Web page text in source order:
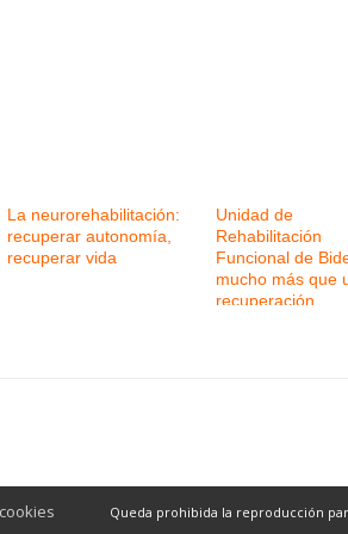
La neurorehabilitación:
recuperar autonomía,
recuperar vida
Unidad de
Rehabilitación
Funcional de
mucho más que
recuperación
Queda prohibida la reproducción